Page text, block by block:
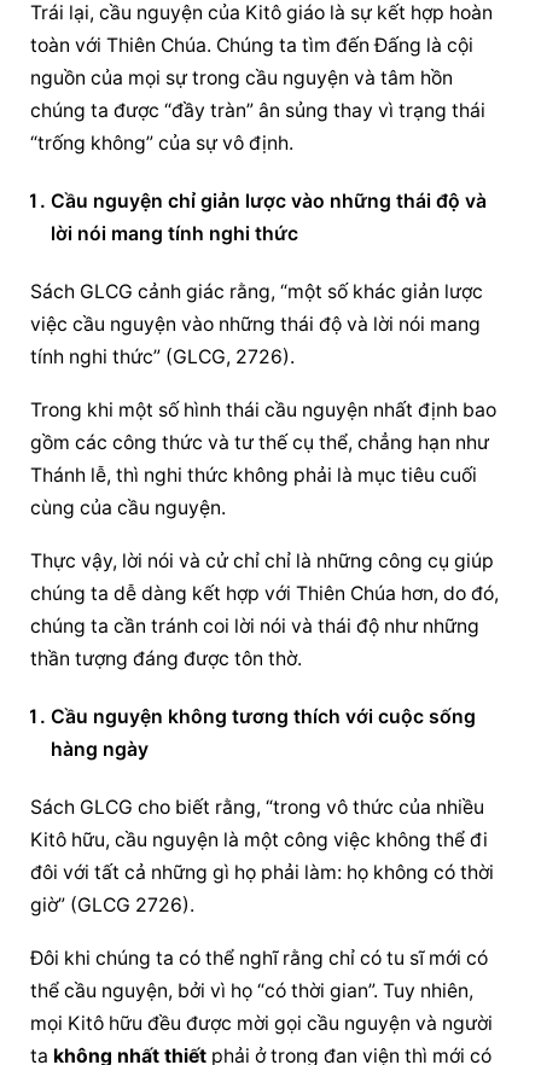
Trái lại, cầu nguyện của Kitô giáo là sự kết hợp hoàn
toàn với Thiên Chúa. Chúng ta tìm đến Đấng là cội
nguồn của mọi sự trong cầu nguyện và tâm hồn
chúng ta được “đầy tràn” ân sủng thay vì trạng thái
“trống không” của sự vô định.
Cầu nguyện chỉ giản lược vào những thái độ và
lời nói mang tính nghi thức
Sách GLCG cảnh giác rằng, “một số khác giản lược
việc cầu nguyện vào những thái độ và lời nói mang
tính nghi thức” (GLCG, 2726).
Trong khi một số hình thái cầu nguyện nhất định bao
gồm các công thức và tư thế cụ thể, chẳng hạn như
Thánh lễ, thì nghi thức không phải là mục tiêu cuối
cùng của cầu nguyện.
Thực vậy, lời nói và cử chỉ chỉ là những công cụ giúp
chúng ta dễ dàng kết hợp với Thiên Chúa hơn, do đó,
chúng ta cần tránh coi lời nói và thái độ như những
thần tượng đáng được tôn thờ.
Cầu nguyện không tương thích với cuộc sống
hàng ngày
Sách GLCG cho biết rằng, “trong vô thức của nhiều
Kitô hữu, cầu nguyện là một công việc không thể đi
đôi với tất cả những gì họ phải làm: họ không có thời
giờ” (GLCG 2726).
Đôi khi chúng ta có thể nghĩ rằng chỉ có tu sĩ mới có
thể cầu nguyện, bởi vì họ “có thời gian”. Tuy nhiên,
mọi Kitô hữu đều được mời gọi cầu nguyện và người
ta không nhất thiết phải ở trong đan viện thì mới có